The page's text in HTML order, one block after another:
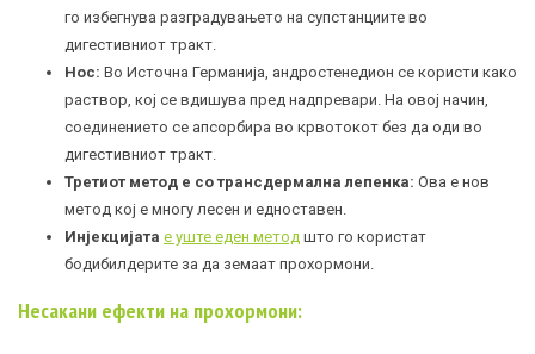
го избегнува разградувањето на супстанциите во
дигестивниот тракт.
Нос: Во Источна Германија, андростенедион се користи како
раствор, кој се вдишува пред надпревари. На овој начин,
соединението се апсорбира во крвотокот без да оди во
дигестивниот тракт.
Третиот метод е со трансдермална лепенка: Ова е нов
метод кој е многу лесен и едноставен.
Инјекцијата е уште еден метод што го користат
бодибилдерите за да земаат прохормони.
Несакани ефекти на прохормони: